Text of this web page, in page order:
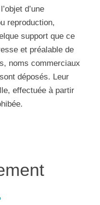
d’une
reproduction,
support que ce
et préalable de
noms commerciaux
déposés. Leur
effectuée à partir